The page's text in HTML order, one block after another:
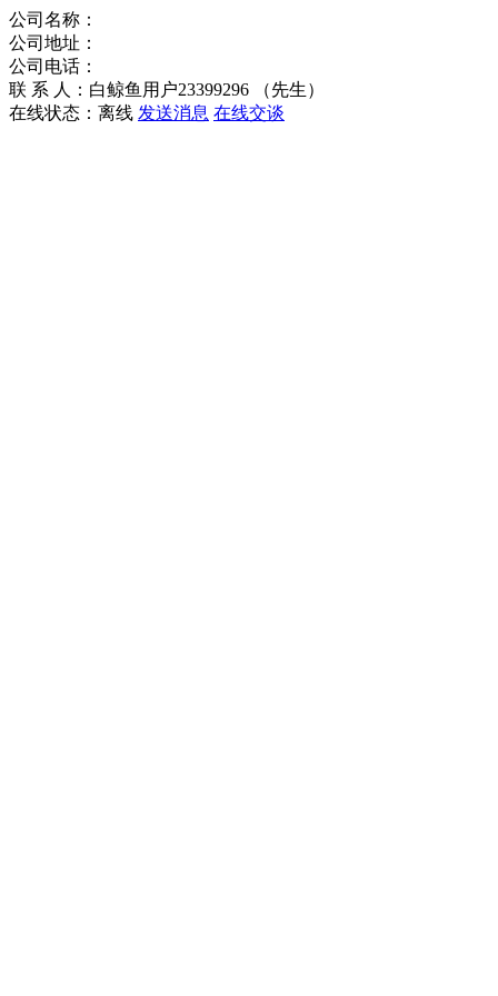
公司名称：
公司地址：
公司电话：
联 系 人：白鲸鱼用户23399296 （先生）
在线状态： 离线 发送消息 在线交谈